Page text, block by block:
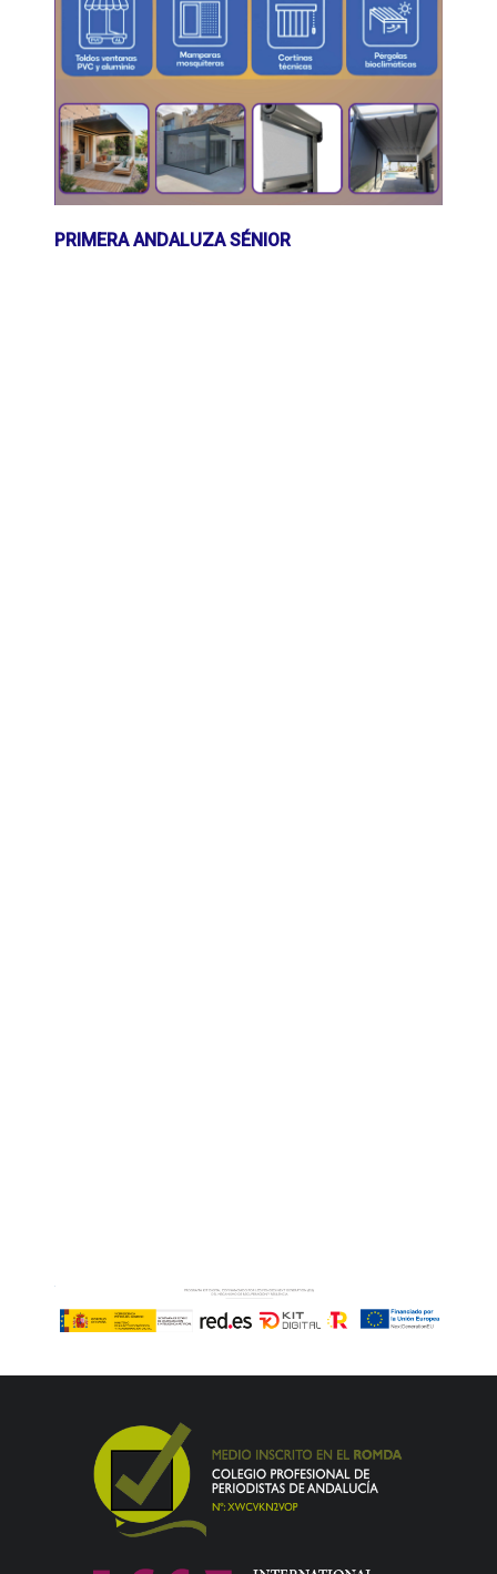
PRIMERA ANDALUZA SÉNIOR